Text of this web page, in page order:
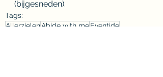
(bijgesneden).
Tags:
AllerzielenAbide with meEventide